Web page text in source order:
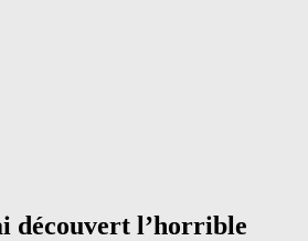
découvert l’horrible